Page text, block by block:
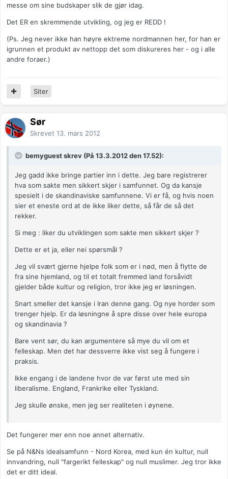
messe om sine budskaper slik de gjør idag.
Det ER en skremmende utvikling, og jeg er REDD !
(Ps. Jeg never ikke han høyre ektreme nordmannen her, for han er
igrunnen et produkt av nettopp det som diskureres her - og i alle
andre foraer.)
Siter
Sør
Skrevet 13. mars 2012
bemyguest skrev (På 13.3.2012 den 17.52):
Jeg gadd ikke bringe partier inn i dette. Jeg bare registrerer
hva som sakte men sikkert skjer i samfunnet. Og da kansje
spesielt i de skandinaviske samfunnene. Vi er få, og hvis noen
sier et eneste ord at de ikke liker dette, så får de så det
rekker.
Si meg : liker du utviklingen som sakte men sikkert skjer ?
Dette er et ja, eller nei spørsmål ?
Jeg vil svært gjerne hjelpe folk som er i nød, men å flytte de
fra sine hjemland, og til et totalt fremmed land forsåvidt
gjelder både kultur og religion, tror ikke jeg er løsningen.
Snart smeller det kansje i Iran denne gang. Og nye horder som
trenger hjelp. Er da løsningne å spre disse over hele europa
og skandinavia ?
Bare vent sør, du kan argumentere så mye du vil om et
felleskap. Men det har dessverre ikke vist seg å fungere i
praksis.
Ikke engang i de landene hvor de var først ute med sin
liberalisme. England, Frankrike eller Tyskland.
Jeg skulle ønske, men jeg ser realiteten i øynene.
Det fungerer mer enn noe annet alternativ.
Se på N&Ns idealsamfunn - Nord Korea, med kun én kultur, null
innvandring, null "fargerikt felleskap" og null muslimer. Jeg tror ikke
det er ditt ideal.